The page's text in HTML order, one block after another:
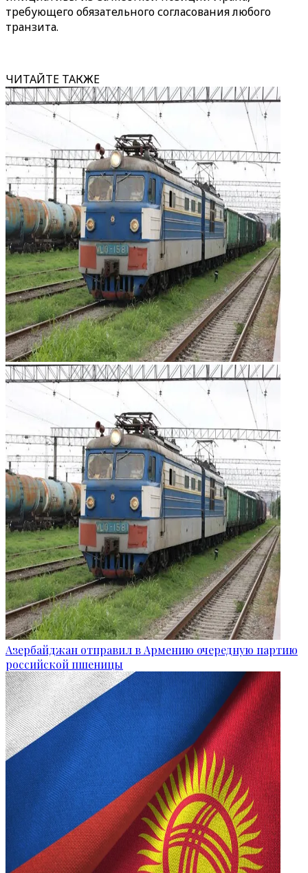
требующего обязательного согласования любого
транзита.
ЧИТАЙТЕ ТАКЖЕ
Азербайджан отправил в Армению очередную партию
российской пшеницы